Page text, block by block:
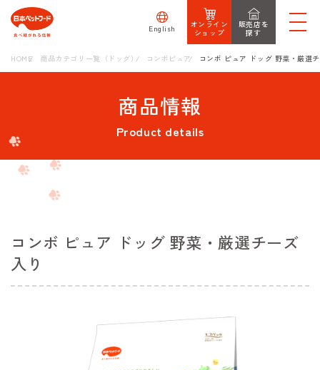
English
オンライン
ショップ
販売店を
探す
HOME 商品カテゴリ一覧（ドッグ） コンボピュア コンボ ピュア ドッグ 野菜・厳選
商品情報
Product details
コンボ ピュア ドッグ 野菜・厳選チーズ
入り